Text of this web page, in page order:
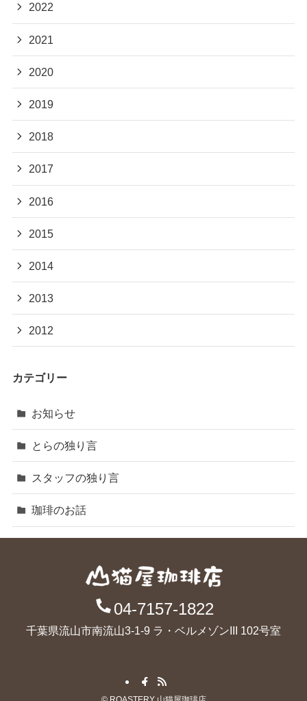
2022
2021
2020
2019
2018
2017
2016
2015
2014
2013
2012
カテゴリー
お知らせ
とらの独り言
スタッフの独り言
珈琲のお話
04-7157-1822
千葉県流山市南流山3-1-9 ラ・ベルメゾンIII 102号室